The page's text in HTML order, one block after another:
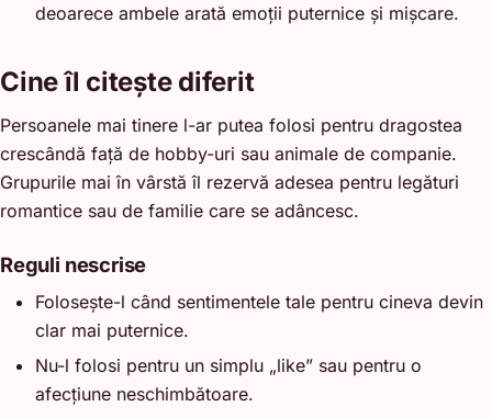
deoarece ambele arată emoții puternice și mișcare.
Cine îl citește diferit
Persoanele mai tinere l-ar putea folosi pentru dragostea
crescândă față de hobby-uri sau animale de companie.
Grupurile mai în vârstă îl rezervă adesea pentru legături
romantice sau de familie care se adâncesc.
Reguli nescrise
Folosește-l când sentimentele tale pentru cineva devin
clar mai puternice.
Nu-l folosi pentru un simplu „like” sau pentru o
afecțiune neschimbătoare.